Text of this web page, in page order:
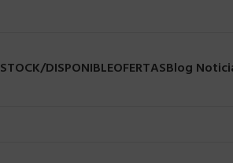
STOCK/DISPONIBLEOFERTASBlog